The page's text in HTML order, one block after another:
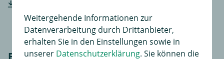
Weitergehende Informationen zur
Datenverarbeitung durch Drittanbieter,
erhalten Sie in den Einstellungen sowie in
unserer Datenschutzerklärung. Sie können die